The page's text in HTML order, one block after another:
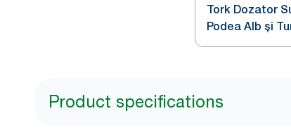
Tork Dozator
Podea Alb și
Product specifications